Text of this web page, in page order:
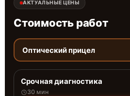
АКТУАЛЬНЫЕ ЦЕНЫ
Стоимость работ
Оптический прицел
Срочная диагностика
30 мин